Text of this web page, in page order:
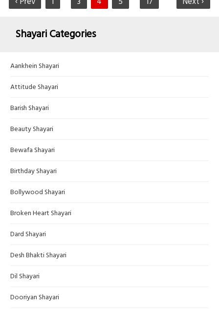
Shayari Categories
Aankhein Shayari
Attitude Shayari
Barish Shayari
Beauty Shayari
Bewafa Shayari
Birthday Shayari
Bollywood Shayari
Broken Heart Shayari
Dard Shayari
Desh Bhakti Shayari
Dil Shayari
Dooriyan Shayari